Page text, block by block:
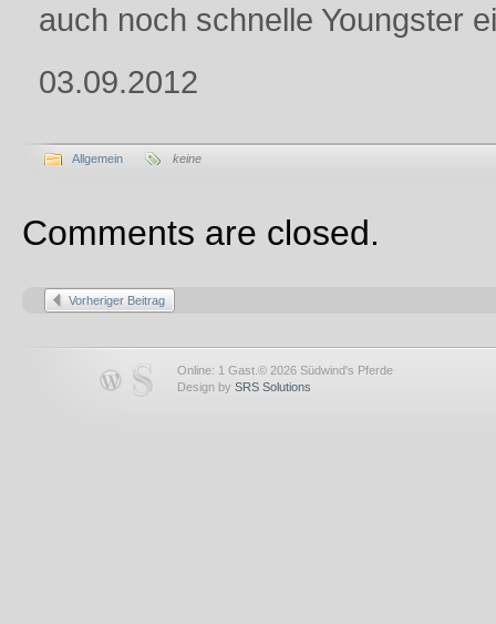
auch noch schnelle Youngster
03.09.2012
Allgemein keine
Comments are closed.
Vorheriger Beitrag
Online: 1 Gast.© 2026 Südwind's Pferde
Design by SRS Solutions